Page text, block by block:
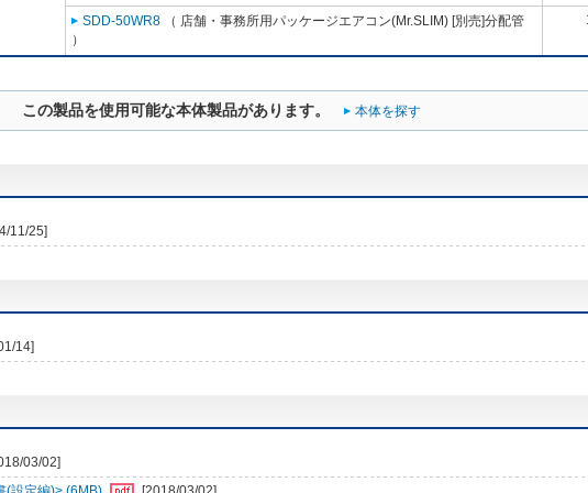
SDD-50WR8 （ 店舗・事務所用パッケージエアコン(Mr.SLIM) [別売]分配管
）
この製品を使用可能な本体製品があります。 本体を探す
11/25]
14]
03/02]